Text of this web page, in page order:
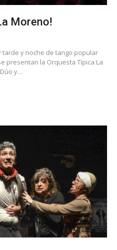
Moreno!
tarde y noche de tango popular
presentan la Orquesta Típica La
y…